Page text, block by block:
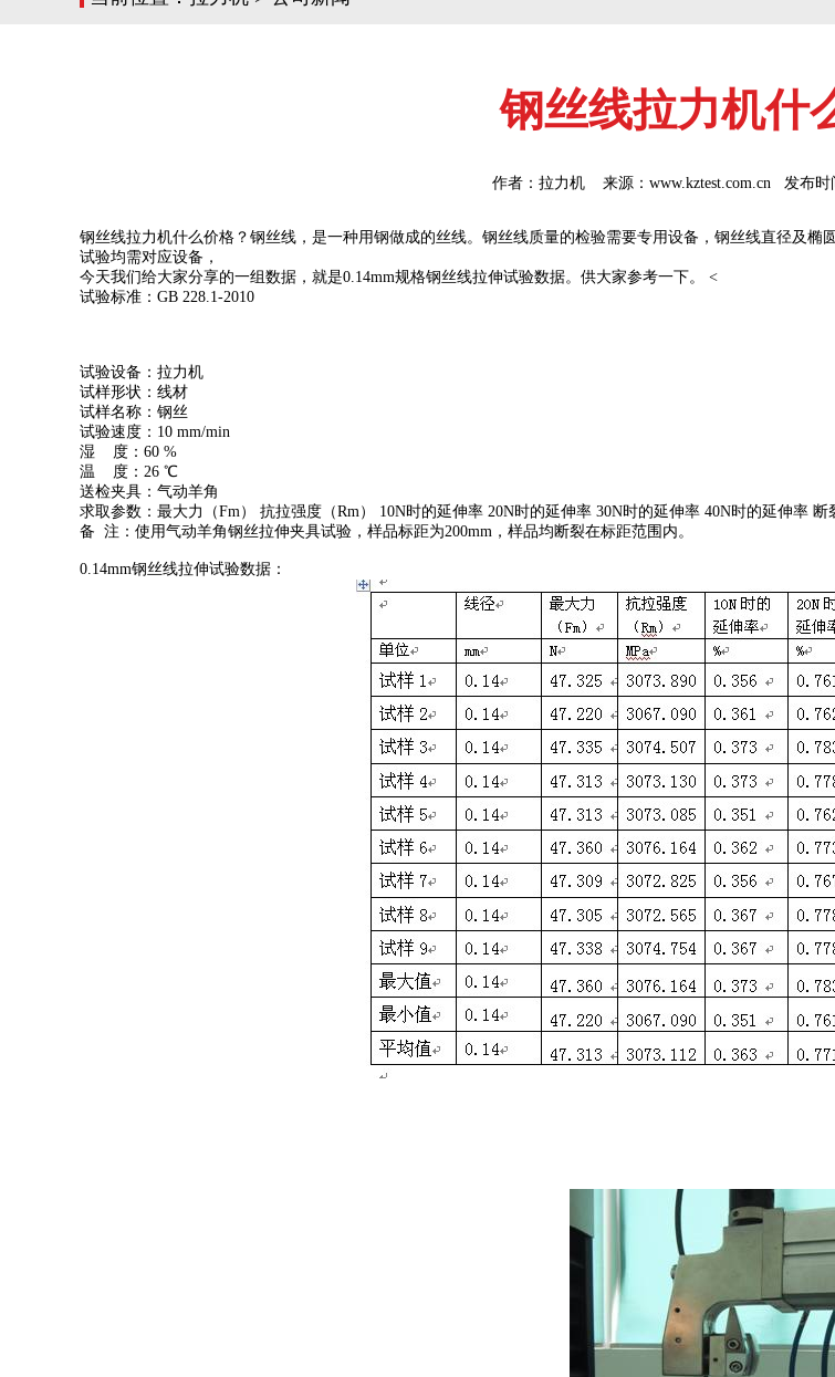
钢丝线拉力机什
作者： 拉力机 来源：www.kztest.com.cn 发布时
钢丝线拉力机什么价格？钢丝线，是一种用钢做成的丝线。钢丝线质量的检验需要专用设备，钢丝线直径及
试验均需对应设备，
今天我们给大家分享的一组数据，就是0.14mm规格钢丝线拉伸试验数据。供大家参考一下。
<
试验标准：GB 228.1-2010
试验设备：拉力机
试样形状：线材
试样名称：钢丝
试验速度：10 mm/min
湿 度：60 %
温 度：26 ℃
送检夹具：气动羊角
求取参数：最大力（Fm） 抗拉强度（Rm） 10N时的延伸率 20N时的延伸率 30N时的延伸率 40N时的延伸率 断
备 注：使用气动羊角钢丝拉伸夹具试验，样品标距为200mm，样品均断裂在标距范围内。
0.14mm钢丝线拉伸试验数据：